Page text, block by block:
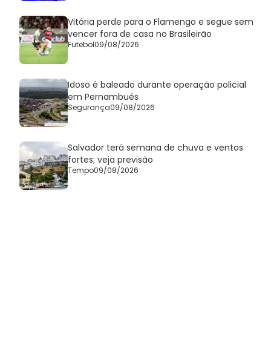
Vitória perde para o Flamengo e segue sem
vencer fora de casa no Brasileirão
Futebol09/08/2026
Idoso é baleado durante operação policial
em Pernambués
Segurança09/08/2026
Salvador terá semana de chuva e ventos
fortes; veja previsão
Tempo09/08/2026